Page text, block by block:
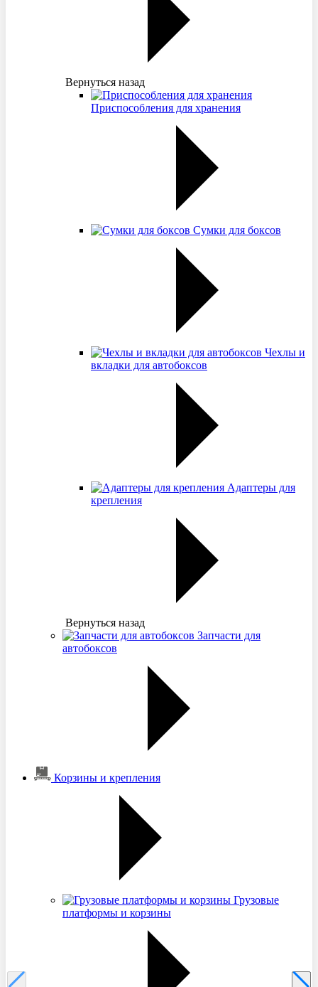
Вернуться назад
Приспособления для хранения
Сумки для боксов
Чехлы и
вкладки для автобоксов
Адаптеры для
крепления
Вернуться назад
Запчасти для
автобоксов
Корзины и крепления
Грузовые
платформы и корзины